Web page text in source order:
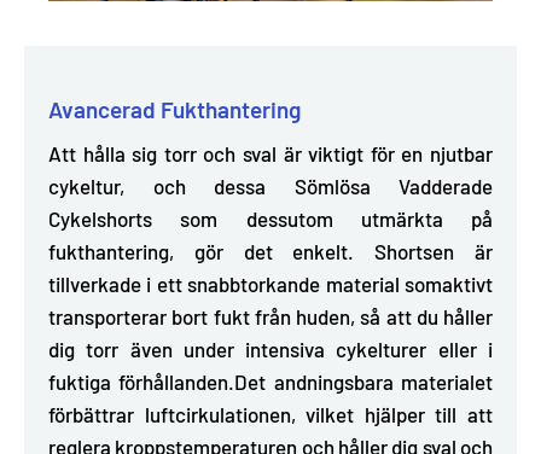
Avancerad Fukthantering
Att hålla sig torr och sval är viktigt för en njutbar
cykeltur, och dessa Sömlösa Vadderade
Cykelshorts som dessutom utmärkta på
fukthantering, gör det enkelt. Shortsen är
tillverkade i ett snabbtorkande material somaktivt
transporterar bort fukt från huden, så att du håller
dig torr även under intensiva cykelturer eller i
fuktiga förhållanden. Det andningsbara materialet
förbättrar luftcirkulationen, vilket hjälper till att
reglera kroppstemperaturen och håller dig sval och